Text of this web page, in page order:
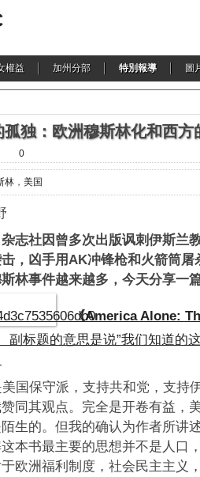
權益 加州分部 特別報導 圖
孤独：欧洲穆斯林化和西方
0
林 ， 美国
志社因曾多次出版讽刺伊斯兰
，凶手用AK冲锋枪和火箭筒屠
林事件越来越多，今天分享一
《America Alone:
副标题的意思是说”我们知道的
国保守派，支持共和党，支持
同其观点。完全是开卷有益，
生的。但我的确认为作者所讲
本书最主要的思想并不是人口
欧洲福利制度，社会民主主义